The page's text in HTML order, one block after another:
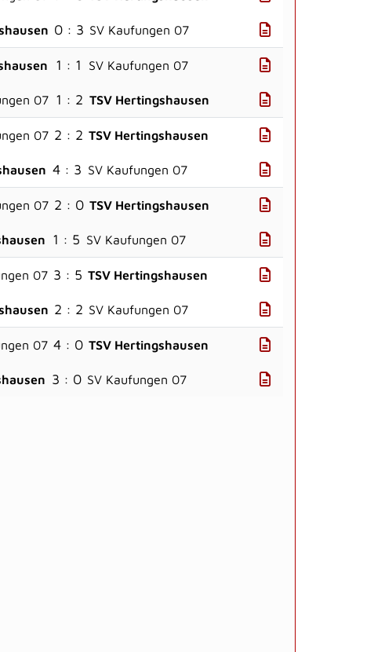
0 : 3 SV Kaufungen 07
1 : 1 SV Kaufungen 07
07 1 : 2 TSV Hertingshausen
07 2 : 2 TSV Hertingshausen
4 : 3 SV Kaufungen 07
07 2 : 0 TSV Hertingshausen
1 : 5 SV Kaufungen 07
07 3 : 5 TSV Hertingshausen
2 : 2 SV Kaufungen 07
07 4 : 0 TSV Hertingshausen
3 : 0 SV Kaufungen 07